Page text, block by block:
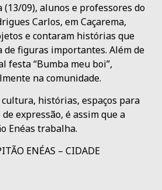
09), alunos e professores do
Carlos, em Caçarema,
e contaram histórias que
de figuras importantes. Além de
festa “Bumba meu boi”,
na comunidade.
cultura, histórias, espaços para
expressão, é assim que a
Enéas trabalha.
ENÉAS – CIDADE